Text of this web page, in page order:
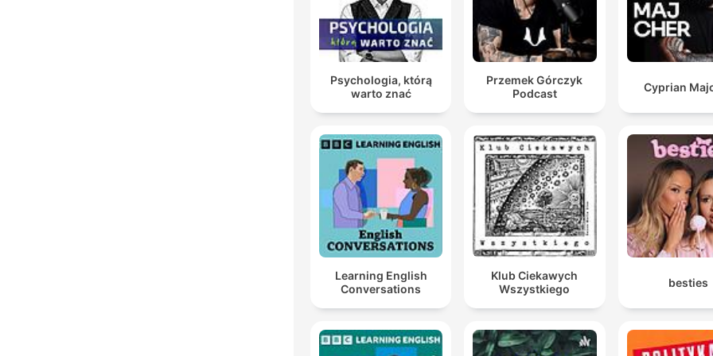
Psychologia, którą
warto znać
Przemek Górczyk
Podcast
Cyprian
Learning English
Conversations
Klub Ciekawych
Wszystkiego
besties